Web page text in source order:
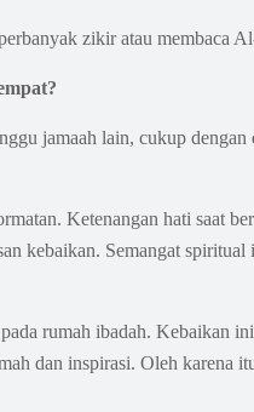
zikir atau membaca
jamaah lain, cukup
Ketenangan hati saat
kebaikan. Semangat
rumah ibadah. Kebaikan
dan inspirasi. Oleh karena